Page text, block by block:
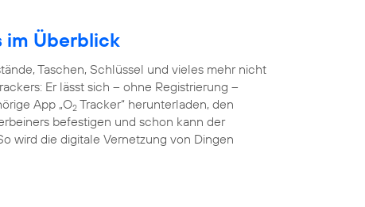
im Überblick
Taschen, Schlüssel und vieles mehr nicht
Er lässt sich – ohne Registrierung –
App „O2 Tracker“ herunterladen, den
befestigen und schon kann der
wird die digitale Vernetzung von Dingen